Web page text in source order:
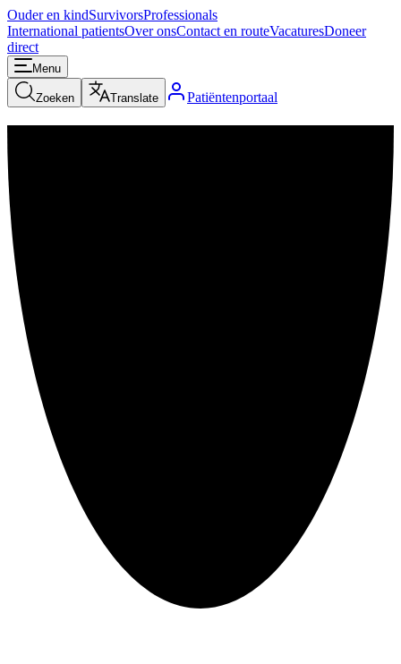
Ouder en kindSurvivorsProfessionals
International patientsOver onsContact en routeVacaturesDoneer
direct
Menu
Zoeken Translate Patiëntenportaal